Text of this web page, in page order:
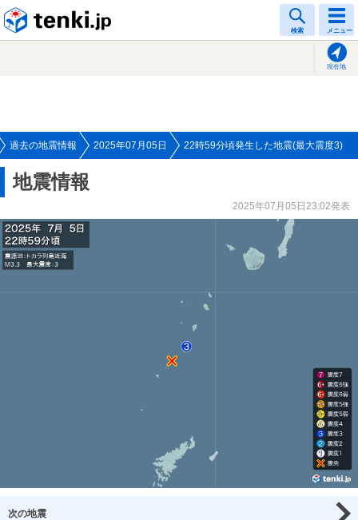
検索 メニュー
現在地
過去の地震情報 2025年07月05日 22時59分頃発生した地震(最大震度3)
地震情報
2025年07月05日23:02発表
次の地震